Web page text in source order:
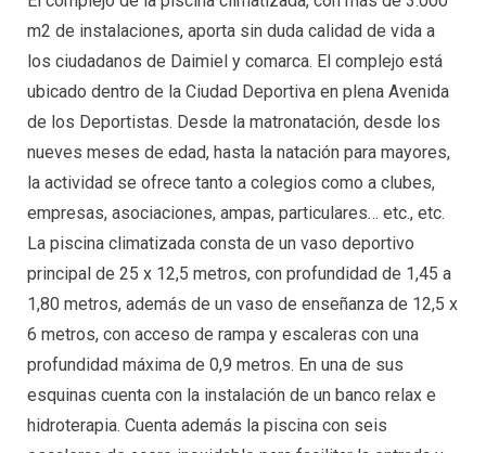
m2 de instalaciones, aporta sin duda calidad de vida a
los ciudadanos de Daimiel y comarca. El complejo está
ubicado dentro de la Ciudad Deportiva en plena Avenida
de los Deportistas. Desde la matronatación, desde los
nueves meses de edad, hasta la natación para mayores,
la actividad se ofrece tanto a colegios como a clubes,
empresas, asociaciones, ampas, particulares… etc., etc.
La piscina climatizada consta de un vaso deportivo
principal de 25 x 12,5 metros, con profundidad de 1,45 a
1,80 metros, además de un vaso de enseñanza de 12,5 x
6 metros, con acceso de rampa y escaleras con una
profundidad máxima de 0,9 metros. En una de sus
esquinas cuenta con la instalación de un banco relax e
hidroterapia. Cuenta además la piscina con seis